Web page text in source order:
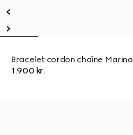
Bracelet cordon chaîne Marina
1.900 kr.